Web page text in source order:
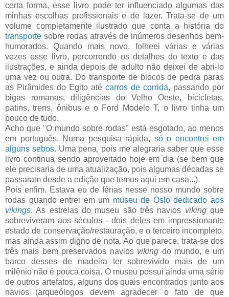
certa forma, esse livro pode ter influenciado algumas das
minhas escolhas profissionais e de lazer. Trata-se de um
volume completamente ilustrado que conta a história do
transporte sobre rodas através de inúmeros desenhos bem-
humorados. Quando mais novo, folheei várias e várias
vezes esse livro, percorrendo os detalhes do texto e das
ilustrações, e ainda depois de adulto não deixei de abri-lo
uma vez ou outra. Do transporte de blocos de pedra paras
as Pirâmides do Egito até carros de corrida, passando por
bigas romanas, diligências do Velho Oeste, bicicletas,
patins, trens, ônibus e o Ford Modelo T, o livro tinha um
pouco de tudo.
Acho que "O mundo sobre rodas" está esgotado, ao menos
em português. Numa pesquisa rápida, só o encontrei em
alguns sebos. Uma pena, pois me alegraria saber que esse
livro continua sendo aproveitado hoje em dia (se bem que
ele precisaria de uma atualização, pois algumas décadas se
passaram desde a edição que temos aqui em casa...).
Pois enfim. Estava eu de férias nesse nosso mundo sobre
rodas quando entrei em um museu de Oslo dedicado aos
vikings. As estrelas do museu são três navios vikingque
sobreviveram aos séculos - dois deles em impressionante
estado de conservação/restauração, e o terceiro incompleto,
mas ainda assim digno de nota. Ao que parece, trata-se dos
três mais bem preservados navios viking do mundo, e um
barco desses de madeira ter sobrevivido mais de um
milênio não é pouca coisa. O museu possui ainda uma série
de outros artefatos, alguns dos quais encontrados junto aos
navios (arqueólogos devem agradecer o fato de que